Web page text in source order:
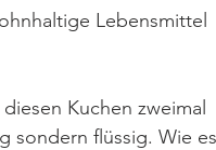
Lebensmittel
Kuchen zweimal
sondern flüssig. Wie